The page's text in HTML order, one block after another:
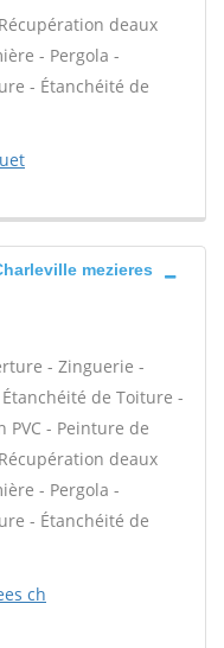
deaux
- Pergola -
- Étanchéité de
mezieres
- Zinguerie -
de Toiture -
PVC - Peinture de
deaux
- Pergola -
- Étanchéité de
ch